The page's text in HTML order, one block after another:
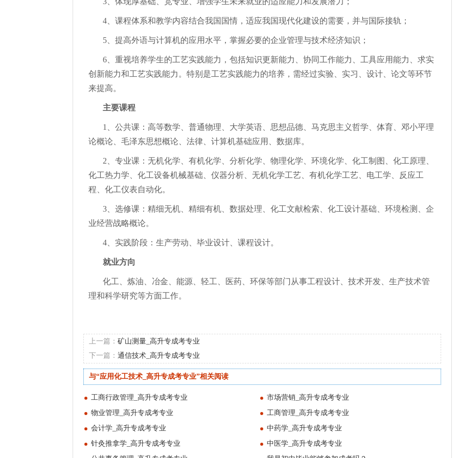
4、课程体系和教学内容结合我国国情，适应我国现代化建设的需要，并与国际接轨；
5、提高外语与计算机的应用水平，掌握必要的企业管理与技术经济知识；
6、重视培养学生的工艺实践能力，包括知识更新能力、协同工作能力、工具应用能力、求实
创新能力和工艺实践能力。特别是工艺实践能力的培养，需经过实验、实习、设计、论文等环节
来提高。
主要课程
1、公共课：高等数学、普通物理、大学英语、思想品德、马克思主义哲学、体育、邓小平理
论概论、毛泽东思想概论、法律、计算机基础应用、数据库。
2、专业课：无机化学、有机化学、分析化学、物理化学、环境化学、化工制图、化工原理、
化工热力学、化工设备机械基础、仪器分析、无机化学工艺、有机化学工艺、电工学、反应工
程、化工仪表自动化。
3、选修课：精细无机、精细有机、数据处理、化工文献检索、化工设计基础、环境检测、企
业经营战略概论。
4、实践阶段：生产劳动、毕业设计、课程设计。
就业方向
化工、炼油、冶金、能源、轻工、医药、环保等部门从事工程设计、技术开发、生产技术管
理和科学研究等方面工作。
上一篇： 矿山测量_高升专成考专业
下一篇： 通信技术_高升专成考专业
与“应用化工技术_高升专成考专业”相关阅读
工商行政管理_高升专成考专业
市场营销_高升专成考专业
物业管理_高升专成考专业
工商管理_高升专成考专业
会计学_高升专成考专业
中药学_高升专成考专业
针灸推拿学_高升专成考专业
中医学_高升专成考专业